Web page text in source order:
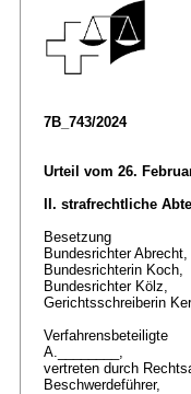
7B_743/2024
Urteil vom 26.
II. strafrechtliche
Besetzung
Bundesrichter
Bundesrichterin Koch,
Bundesrichter Kölz,
Gerichtsschreiberin
Verfahrensbeteiligte
A.________,
vertreten durch
Beschwerdeführer,